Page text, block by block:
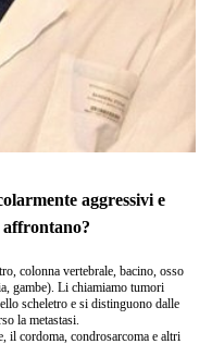
aggressivi e
colonna vertebrale, bacino, osso
gambe). Li chiamiamo tumori
scheletro e si distinguono dalle
la metastasi.
il cordoma, condrosarcoma e altri